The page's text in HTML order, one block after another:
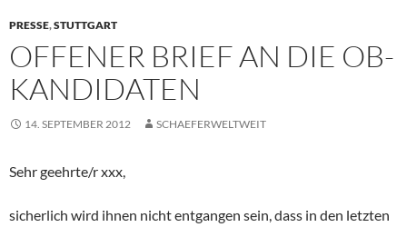
PRESSE,STUTTGART
OFFENER BRIEF AN DIE OB-
KANDIDATEN
14. SEPTEMBER 2012 SCHAEFERWELTWEIT
Sehr geehrte/r xxx,
sicherlich wird ihnen nicht entgangen sein, dass in den letzten